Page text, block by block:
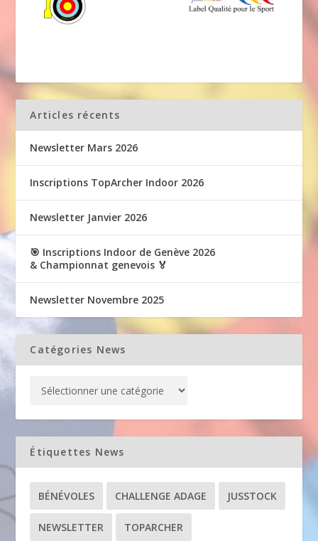
Articles récents
Newsletter Mars 2026
Inscriptions TopArcher Indoor 2026
Newsletter Janvier 2026
🎯 Inscriptions Indoor de Genève 2026
& Championnat genevois 🏅
Newsletter Novembre 2025
Catégories News
Étiquettes News
BÉNÉVOLES CHALLENGE ADAGE JUSSTOCK
NEWSLETTER TOPARCHER